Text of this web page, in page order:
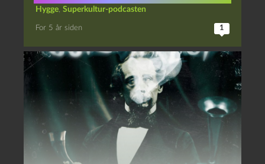
Hygge, Superkultur-podcasten
For 5 år siden 1